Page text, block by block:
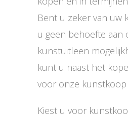
Bent u zeker van uw
u geen behoefte aan
kunstuitleen
kunt u naast het
voor onze kunstkoop
Kiest u voor